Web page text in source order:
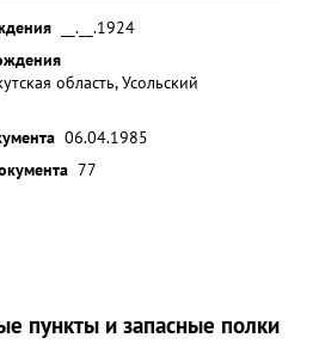
__.__.1924
область, Усольский
06.04.1985
77
пункты и запасные полки